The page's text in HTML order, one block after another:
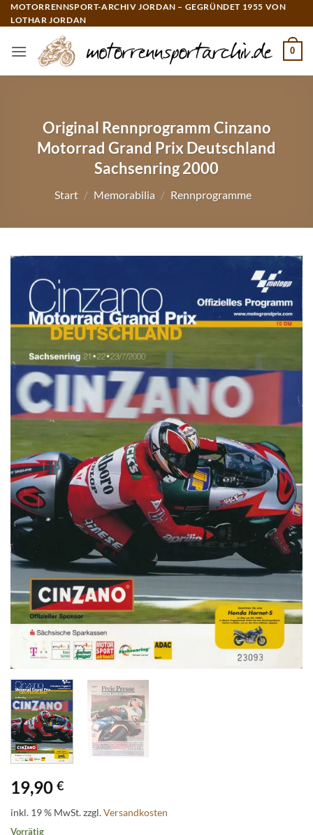
Zum
Inhalt
MOTORRENNSPORT-ARCHIV JORDAN – GEGRÜNDET 1955 VON
LOTHAR JORDAN
0
Original Rennprogramm Cinzano
Motorrad Grand Prix Deutschland
Sachsenring 2000
Start / Memorabilia / Rennprogramme
19,90 €
inkl. 19 % MwSt.zzgl.Versandkosten
Vorrätig